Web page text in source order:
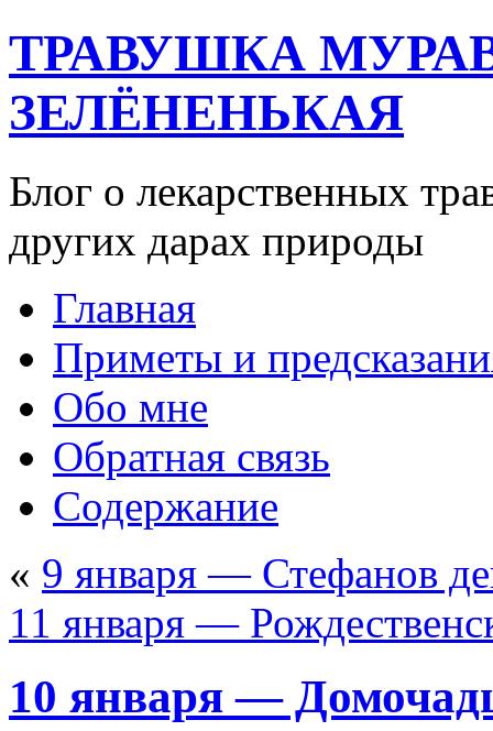
ТРАВУШКА
ЗЕЛЁНЕНЬКАЯ
Блог о лекарственных
других дарах природы
Главная
Приметы и
Обо мне
Обратная связь
Содержание
« 9 января — Стефанов
11 января —
10 января —